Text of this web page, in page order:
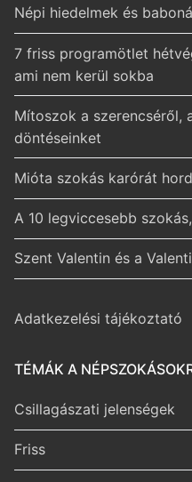
Népi hiedelmek és
7 friss programötlet
ami nem kerül sokba
Mítoszok a szerencséről,
döntéseinket
Mióta szokás karórát
A 10 legviccesebb
Szent Valentin és a
Adatkezelési tájékoztató
TÉMÁK A
Csillagászati jelenségek
Friss